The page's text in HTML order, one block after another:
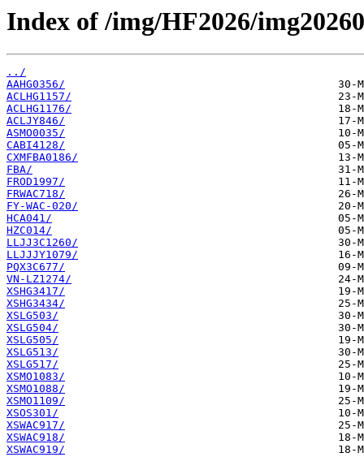
Index of /img/HF2026/
../
AAHG0356/
ACLHG1157/
ACLHG1176/
ACLJY846/
ASMO0035/
CABI4128/
CXMFBA0186/
FBA/
FROD1997/
FRWAC718/
FY-WAC-020/
HCA041/
HZC014/
LLJJ3C1260/
LLJJJY1079/
PQX3C677/
VN-LZ1274/
XSHG3417/
XSHG3434/
XSLG503/
XSLG504/
XSLG505/
XSLG513/
XSLG517/
XSMO1083/
XSMO1088/
XSMO1109/
XSOS301/
XSWAC917/
XSWAC918/
XSWAC919/